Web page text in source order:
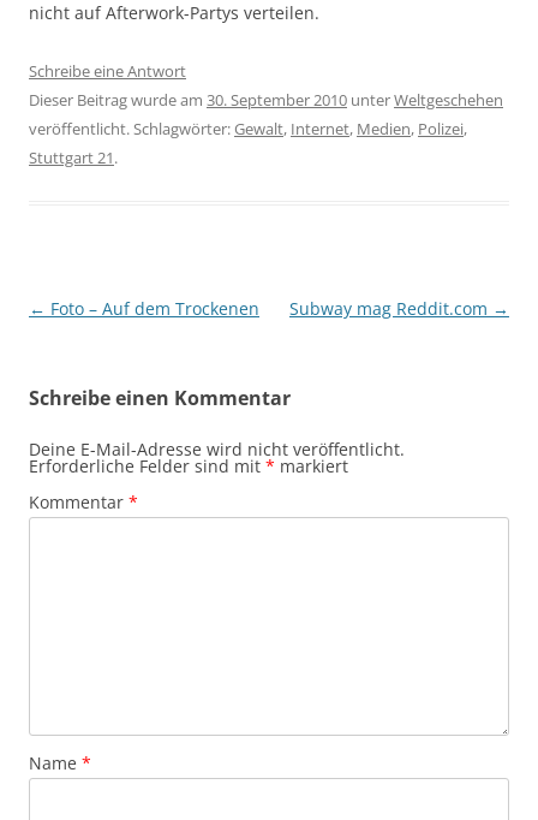
nicht auf Afterwork-Partys verteilen.
Schreibe eine Antwort
Dieser Beitrag wurde am 30. September 2010 unterWeltgeschehen
veröffentlicht. Schlagwörter:Gewalt, Internet, Medien, Polizei,
Stuttgart 21.
Beitragsnavigation
← Foto – Auf dem Trockenen Subway mag Reddit.com →
Schreibe einen Kommentar
Deine E-Mail-Adresse wird nicht veröffentlicht.
Erforderliche Felder sind mit * markiert
Kommentar *
Name *